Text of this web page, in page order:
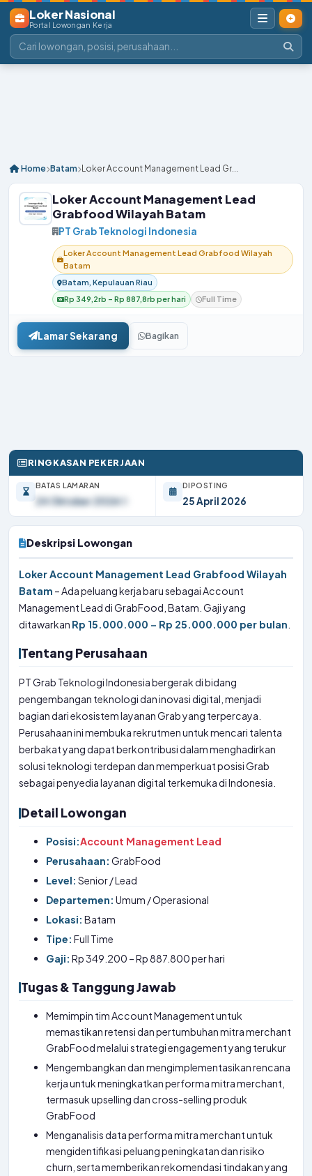
Loker Nasional
Portal Lowongan Kerja
Home Batam Loker Account Management Lead Gr...
Loker Account Management Lead
Grabfood Wilayah Batam
PT Grab Teknologi Indonesia
Loker Account Management Lead Grabfood Wilayah
Batam
Batam, Kepulauan Riau
Rp 349,2rb – Rp 887,8rb per hari
Full Time
Lamar Sekarang Bagikan
RINGKASAN PEKERJAAN
BATAS LAMARAN
24 Oktober 2026
DIPOSTING
25 April 2026
Deskripsi Lowongan
Loker Account Management Lead Grabfood Wilayah
Batam – Ada peluang kerja baru sebagai Account
Management Lead di GrabFood, Batam. Gaji yang
ditawarkan Rp 15.000.000 – Rp 25.000.000 per bulan
Tentang Perusahaan
PT Grab Teknologi Indonesia bergerak di bidang
pengembangan teknologi dan inovasi digital, menjadi
bagian dari ekosistem layanan Grab yang terpercaya.
Perusahaan ini membuka rekrutmen untuk mencari talenta
berbakat yang dapat berkontribusi dalam menghadirkan
solusi teknologi terdepan dan memperkuat posisi Grab
sebagai penyedia layanan digital terkemuka di Indonesia.
Detail Lowongan
Posisi:Account Management Lead
Perusahaan: GrabFood
Level: Senior / Lead
Departemen: Umum / Operasional
Lokasi: Batam
Tipe: Full Time
Gaji: Rp 349.200 – Rp 887.800 per hari
Tugas & Tanggung Jawab
Memimpin tim Account Management untuk
memastikan retensi dan pertumbuhan mitra merchant
GrabFood melalui strategi engagement yang terukur
Mengembangkan dan mengimplementasikan rencana
kerja untuk meningkatkan performa mitra merchant,
termasuk upselling dan cross-selling produk
GrabFood
Menganalisis data performa mitra merchant untuk
mengidentifikasi peluang peningkatan dan risiko
churn, serta memberikan rekomendasi tindakan yang